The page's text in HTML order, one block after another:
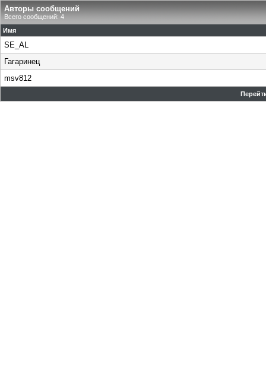
Авторы сообщений
Всего сообщений: 4
Имя
SE_AL
Гагаринец
msv812